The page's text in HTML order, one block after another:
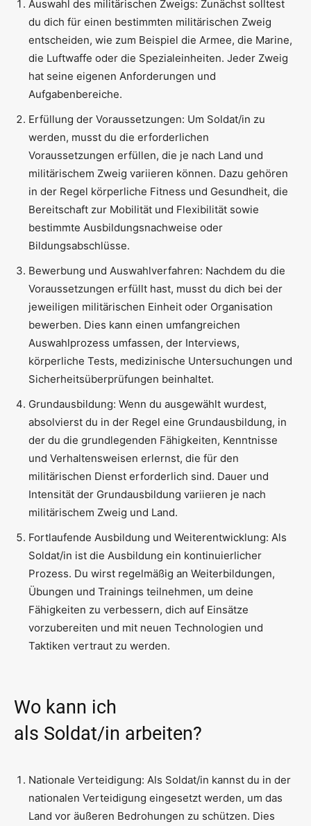
Auswahl des militärischen Zweigs: Zunächst solltest
du dich für einen bestimmten militärischen Zweig
entscheiden, wie zum Beispiel die Armee, die Marine,
die Luftwaffe oder die Spezialeinheiten. Jeder Zweig
hat seine eigenen Anforderungen und
Aufgabenbereiche.
Erfüllung der Voraussetzungen: Um Soldat/in zu
werden, musst du die erforderlichen
Voraussetzungen erfüllen, die je nach Land und
militärischem Zweig variieren können. Dazu gehören
in der Regel körperliche Fitness und Gesundheit, die
Bereitschaft zur Mobilität und Flexibilität sowie
bestimmte Ausbildungsnachweise oder
Bildungsabschlüsse.
Bewerbung und Auswahlverfahren: Nachdem du die
Voraussetzungen erfüllt hast, musst du dich bei der
jeweiligen militärischen Einheit oder Organisation
bewerben. Dies kann einen umfangreichen
Auswahlprozess umfassen, der Interviews,
körperliche Tests, medizinische Untersuchungen und
Sicherheitsüberprüfungen beinhaltet.
Grundausbildung: Wenn du ausgewählt wurdest,
absolvierst du in der Regel eine Grundausbildung, in
der du die grundlegenden Fähigkeiten, Kenntnisse
und Verhaltensweisen erlernst, die für den
militärischen Dienst erforderlich sind. Dauer und
Intensität der Grundausbildung variieren je nach
militärischem Zweig und Land.
Fortlaufende Ausbildung und Weiterentwicklung: Als
Soldat/in ist die Ausbildung ein kontinuierlicher
Prozess. Du wirst regelmäßig an Weiterbildungen,
Übungen und Trainings teilnehmen, um deine
Fähigkeiten zu verbessern, dich auf Einsätze
vorzubereiten und mit neuen Technologien und
Taktiken vertraut zu werden.
Wo kann ich
als Soldat/in arbeiten?
Nationale Verteidigung: Als Soldat/in kannst du in der
nationalen Verteidigung eingesetzt werden, um das
Land vor äußeren Bedrohungen zu schützen. Dies